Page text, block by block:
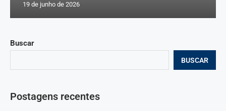
Buscar
BUSCAR
Postagens recentes
19 de junho de 2026